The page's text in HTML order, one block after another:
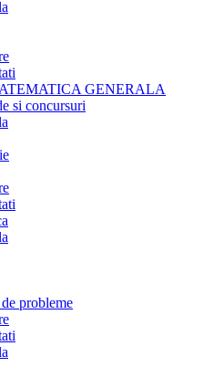
GENERALA
si concursuri
probleme